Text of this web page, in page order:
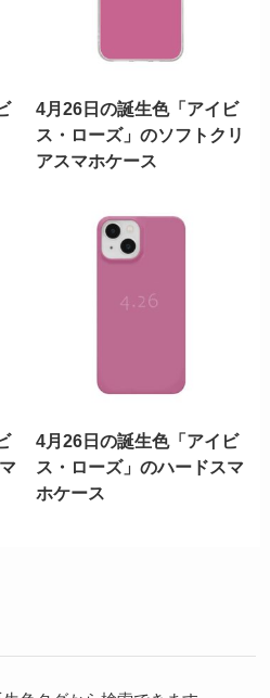
4月26日の誕生色「アイビ
ス・ローズ」のソフトクリ
アスマホケース
4月26日の誕生色「アイビ
ス・ローズ」のハードスマ
ホケース